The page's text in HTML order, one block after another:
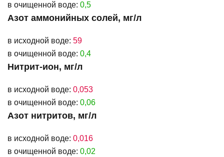
в очищенной воде: 0,5
Азот аммонийных солей, мг/л
в исходной воде: 59
в очищенной воде: 0,4
Нитрит-ион, мг/л
в исходной воде: 0,053
в очищенной воде: 0,06
Азот нитритов, мг/л
в исходной воде: 0,016
в очищенной воде: 0,02